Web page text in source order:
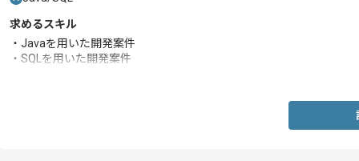
求めるスキル
・Javaを用いた開発案件
・SQLを用いた開発案件